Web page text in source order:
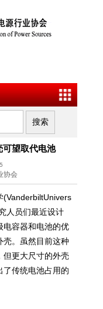
可望取代电池
协会
人员们最近设计
电容器和电池的优
壳。虽然目前这种
但更大尺寸的外壳
了传统电池占用的